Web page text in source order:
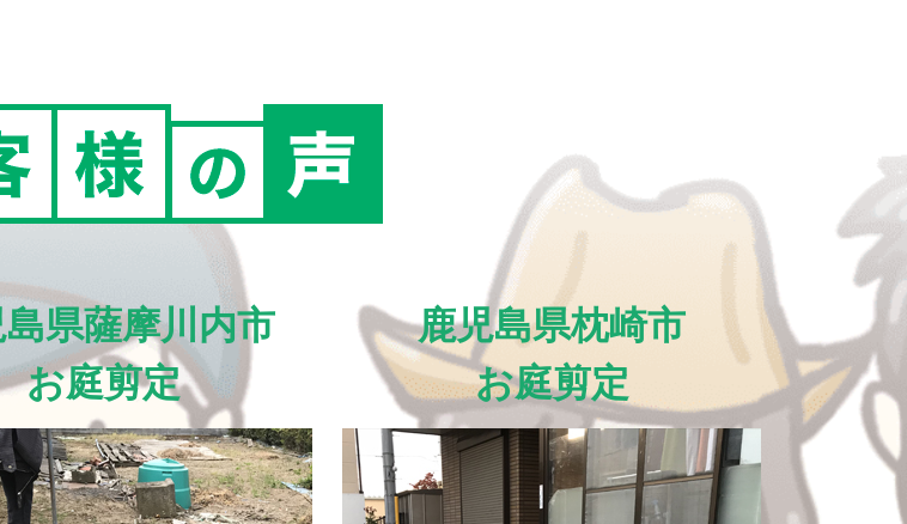
県薩摩川内市
お庭剪定
鹿児島県枕崎市
お庭剪定